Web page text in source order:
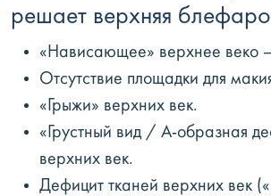
решает верхняя
«Нависающее» верхнее веко
Отсутствие площадки для
«Грыжи» верхних век.
«Грустный вид / А-образная
верхних век.
Дефицит тканей верхних век